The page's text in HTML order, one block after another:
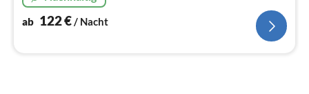
ab 122€/ Nacht